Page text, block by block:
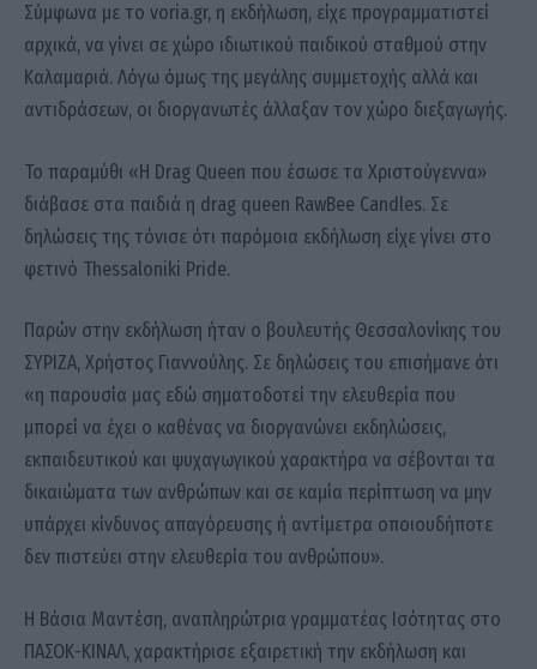
Σύμφωνα με το voria.gr, η εκδήλωση, είχε προγραμματιστεί
αρχικά, να γίνει σε χώρο ιδιωτικού παιδικού σταθμού στην
Καλαμαριά. Λόγω όμως της μεγάλης συμμετοχής αλλά και
αντιδράσεων, οι διοργανωτές άλλαξαν τον χώρο διεξαγωγής.
Το παραμύθι «Η Drag Queen που έσωσε τα Χριστούγεννα»
διάβασε στα παιδιά η drag queen RawBee Candles. Σε
δηλώσεις της τόνισε ότι παρόμοια εκδήλωση είχε γίνει στο
φετινό Thessaloniki Pride.
Παρών στην εκδήλωση ήταν ο βουλευτής Θεσσαλονίκης του
ΣΥΡΙΖΑ, Χρήστος Γιαννούλης. Σε δηλώσεις του επισήμανε ότι
«η παρουσία μας εδώ σηματοδοτεί την ελευθερία που
μπορεί να έχει ο καθένας να διοργανώνει εκδηλώσεις,
εκπαιδευτικού και ψυχαγωγικού χαρακτήρα να σέβονται τα
δικαιώματα των ανθρώπων και σε καμία περίπτωση να μην
υπάρχει κίνδυνος απαγόρευσης ή αντίμετρα οποιουδήποτε
δεν πιστεύει στην ελευθερία του ανθρώπου».
Η Βάσια Μαντέση, αναπληρώτρια γραμματέας Ισότητας στο
ΠΑΣΟΚ-ΚΙΝΑΛ, χαρακτήρισε εξαιρετική την εκδήλωση και